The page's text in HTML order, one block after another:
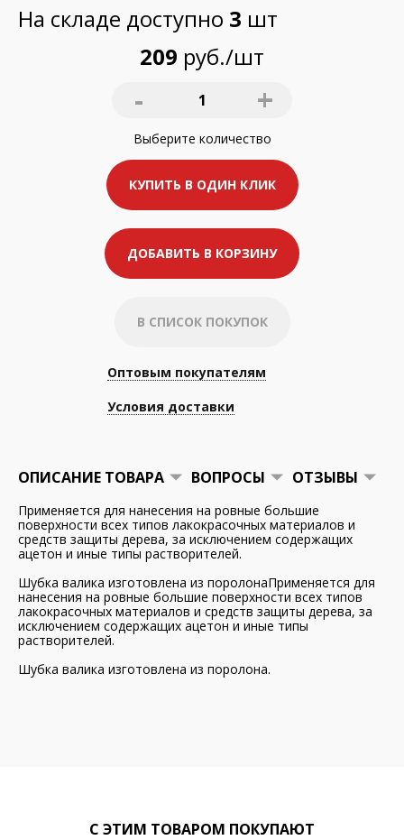
На складе доступно 3 шт
209 руб./шт
- 1 +
Выберите количество
КУПИТЬ В ОДИН КЛИК
ДОБАВИТЬ В КОРЗИНУ
В СПИСОК ПОКУПОК
Оптовым покупателям
Условия доставки
ОПИСАНИЕ ТОВАРА ВОПРОСЫ ОТЗЫВЫ
Применяется для нанесения на ровные большие
поверхности всех типов лакокрасочных материалов и
средств защиты дерева, за исключением содержащих
ацетон и иные типы растворителей.
Шубка валика изготовлена из поролонаПрименяется для
нанесения на ровные большие поверхности всех типов
лакокрасочных материалов и средств защиты дерева, за
исключением содержащих ацетон и иные типы
растворителей.
Шубка валика изготовлена из поролона.
С ЭТИМ ТОВАРОМ ПОКУПАЮТ